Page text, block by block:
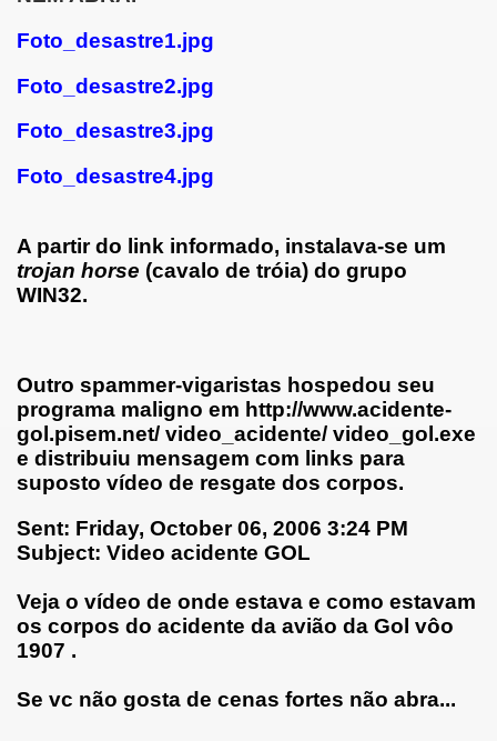
Foto_desastre1.jpg
Foto_desastre2.jpg
Foto_desastre3.jpg
Foto_desastre4.jpg
A partir do link informado, instalava-se um
trojan horse (cavalo de tróia) do grupo
WIN32.
Outro spammer-vigaristas hospedou seu
programa maligno em http://www.acidente-
gol.pisem.net/ video_acidente/ video_gol.exe
e distribuiu mensagem com links para
suposto vídeo de resgate dos corpos.
Sent: Friday, October 06, 2006 3:24 PM
Subject: Video acidente GOL
Veja o vídeo de onde estava e como estavam
os corpos do acidente da avião da Gol vôo
1907 .
Se vc não gosta de cenas fortes não abra...